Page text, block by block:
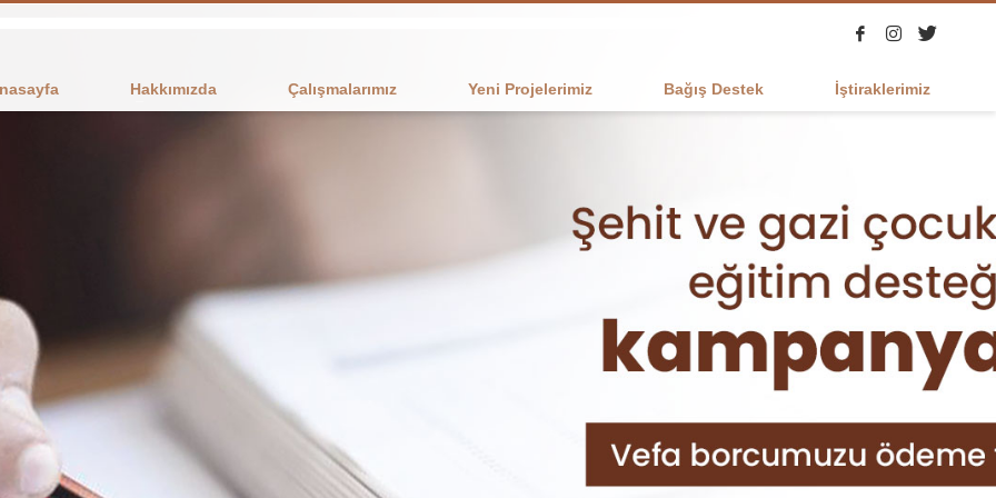
Hakkımızda Çalışmalarımız Yeni Projelerimiz Bağış Destek İştiraklerimiz